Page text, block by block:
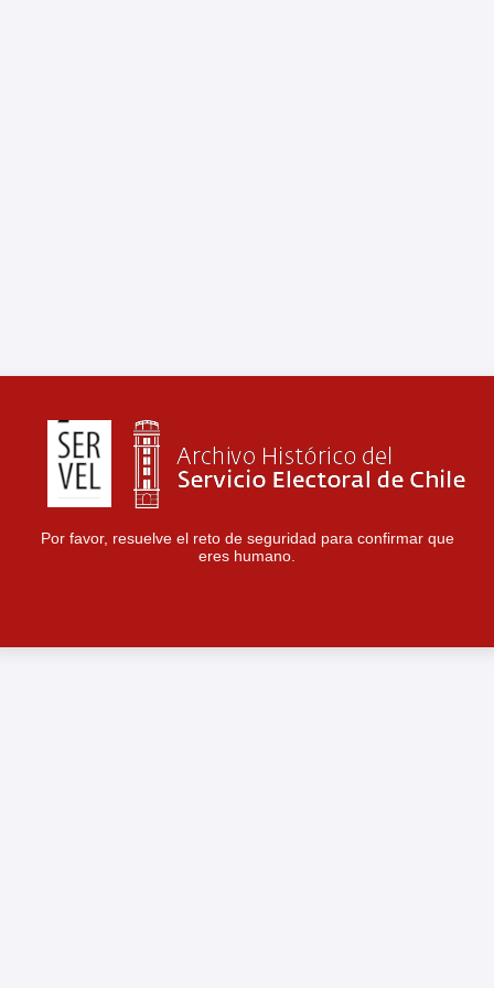
Por favor, resuelve el reto de seguridad para confirmar que
eres humano.